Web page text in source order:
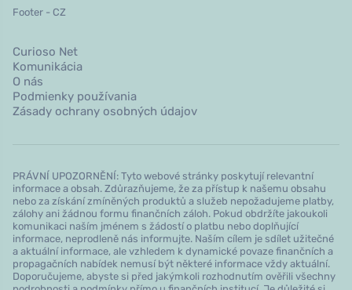
Footer - CZ
Curioso Net
Komunikácia
O nás
Podmienky používania
Zásady ochrany osobných údajov
PRÁVNÍ UPOZORNĚNÍ: Tyto webové stránky poskytují relevantní
informace a obsah. Zdůrazňujeme, že za přístup k našemu obsahu
nebo za získání zmíněných produktů a služeb nepožadujeme platby,
zálohy ani žádnou formu finančních záloh. Pokud obdržíte jakoukoli
komunikaci naším jménem s žádostí o platbu nebo doplňující
informace, neprodleně nás informujte. Naším cílem je sdílet užitečné
a aktuální informace, ale vzhledem k dynamické povaze finančních a
propagačních nabídek nemusí být některé informace vždy aktuální.
Doporučujeme, abyste si před jakýmkoli rozhodnutím ověřili všechny